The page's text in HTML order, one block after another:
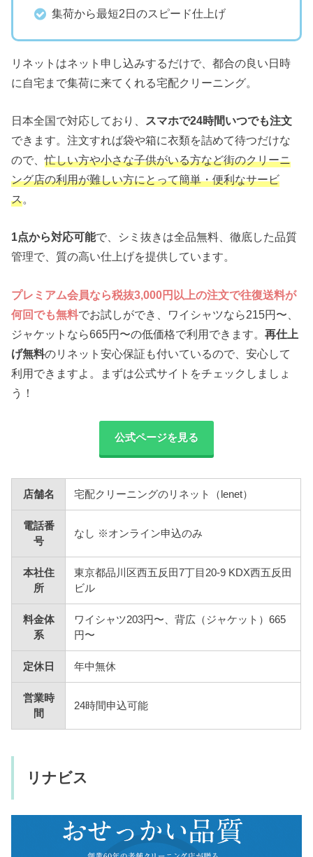
集荷から最短2日のスピード仕上げ
リネットはネット申し込みするだけで、都合の良い日時
に自宅まで集荷に来てくれる宅配クリーニング。
日本全国で対応しており、 スマホで24時間いつでも注文
できます。注文すれば袋や箱に衣類を詰めて待つだけな
ので、忙しい方や小さな子供がいる方など街のクリーニ
ング店の利用が難しい方にとって簡単・便利なサービ
ス。
1点から対応可能で、シミ抜きは全品無料、徹底した品質
管理で、質の高い仕上げを提供しています。
プレミアム会員なら税抜3,000円以上の注文で往復送料が
何回でも無料でお試しができ、ワイシャツなら215円〜、
ジャケットなら665円〜の低価格で利用できます。再仕上
げ無料のリネット安心保証も付いているので、安心して
利用できますよ。まずは公式サイトをチェックしましょ
う！
公式ページを見る
店舗名 宅配クリーニングのリネット（lenet）
電話番
号
なし ※オンライン申込のみ
本社住
所
東京都品川区西五反田7丁目20-9 KDX西五反田
ビル
料金体
系
ワイシャツ203円〜、背広（ジャケット）665
円〜
定休日 年中無休
営業時
間
24時間申込可能
リナビス